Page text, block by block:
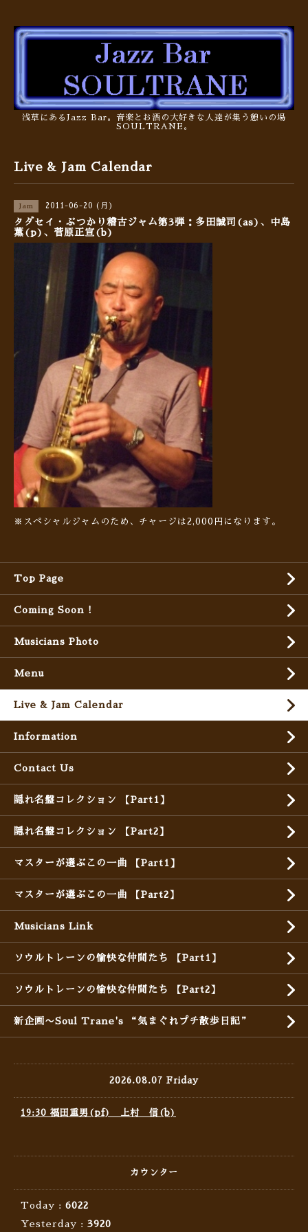
浅草にあるJazz Bar。音楽とお酒の大好きな人達が集う憩いの場
SOULTRANE。
Live & Jam Calendar
Jam 2011-06-20 (月)
タダセイ・ぶつかり稽古ジャム第3弾：多田誠司(as)、中島
薫(p)、菅原正宣(b)
※スペシャルジャムのため、チャージは2,000円になります。
Top Page
Coming Soon !
Musicians Photo
Menu
Live & Jam Calendar
Information
Contact Us
隠れ名盤コレクション 【Part1】
隠れ名盤コレクション 【Part2】
マスターが選ぶこの一曲 【Part1】
マスターが選ぶこの一曲 【Part2】
Musicians Link
ソウルトレーンの愉快な仲間たち 【Part1】
ソウルトレーンの愉快な仲間たち 【Part2】
新企画〜Soul Trane's “気まぐれプチ散歩日記”
2026.08.07 Friday
19:30 福田重男(pf) 上村 信(b)
カウンター
Today : 6022
Yesterday : 3920